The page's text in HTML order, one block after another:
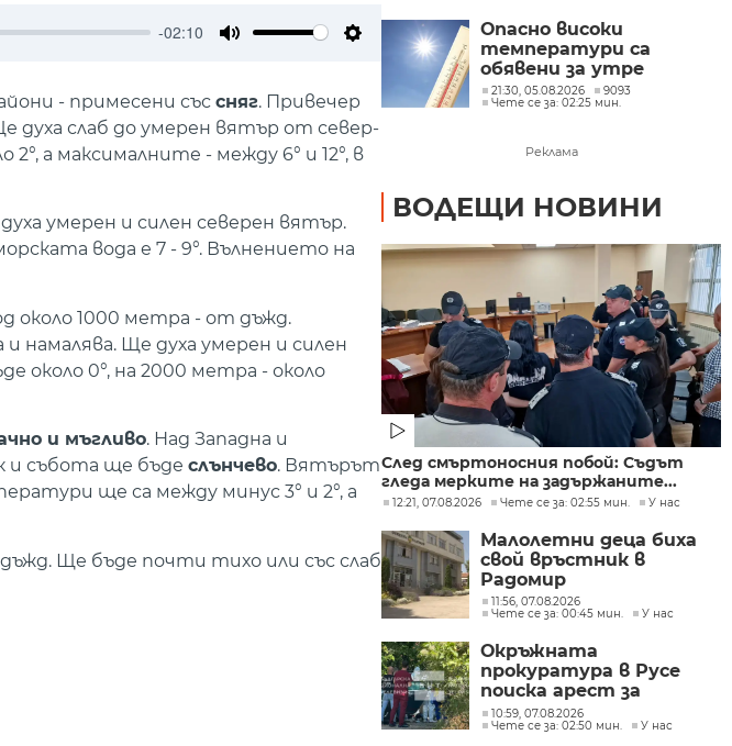
-02:10
- примесени със сняг. Привечер
духа слаб до умерен вятър от север-
а максималните - между 6° и 12°, в
умерен и силен северен вятър.
вода е 7 - 9°. Вълнението на
около 1000 метра - от дъжд.
намалява. Ще духа умерен и силен
около 0°, на 2000 метра - около
и мъгливо. Над Западна и
и събота ще бъде слънчево. Вятърът
ще са между минус 3° и 2°, а
Ще бъде почти тихо или със слаб
Опасно високи
температури са
обявени за утре
21:30, 05.08.2026
9093
Чете се за: 02:25 мин.
Реклама
ВОДЕЩИ НОВИНИ
След смъртоносния побой: Съдът
гледа мерките на задържаните...
12:21, 07.08.2026 Чете се за: 02:55 мин. У нас
Малолетни деца биха
свой връстник в
Радомир
11:56, 07.08.2026
Чете се за: 00:45 мин.
У нас
Окръжната
прокуратура в Русе
поиска арест за
петима от
участниците в
10:59, 07.08.2026
Чете се за: 02:50 мин.
У нас